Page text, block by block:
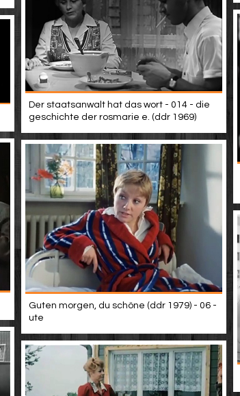
Der staatsanwalt hat das wort - 014 - die
geschichte der rosmarie e. (ddr 1969)
Guten morgen, du schöne (ddr 1979) - 06 -
ute